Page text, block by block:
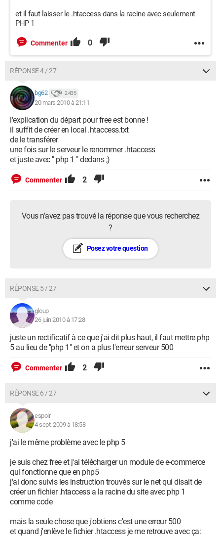
et il faut laisser le .htaccess dans la racine avec seulement
PHP 1
Commenter 0
RÉPONSE 4 / 27
bg62 2 435
20 mars 2010 à 21:11
l'explication du départ pour free est bonne !
il suffit de créer en local .htaccess.txt
de le transférer
une fois sur le serveur le renommer .htaccess
et juste avec " php 1 " dedans ;)
Commenter 2
Vous n’avez pas trouvé la réponse que vous recherchez
?
Posez votre question
RÉPONSE 5 / 27
gloup
26 juin 2010 à 17:28
juste un rectificatif à ce que j'ai dit plus haut, il faut mettre php
5 au lieu de "php 1" et on a plus l'erreur serveur 500
Commenter 2
RÉPONSE 6 / 27
espoir
4 sept. 2009 à 18:58
j'ai le même problème avec le php 5
je suis chez free et j'ai télécharger un module de e-commerce
qui fonctionne que en php5
j'ai donc suivis les instruction trouvés sur le net qui disait de
créer un fichier .htaccess a la racine du site avec php 1
comme code
mais la seule chose que j'obtiens c'est une erreur 500
et quand j'enlève le fichier .htaccess je me retrouve avec ça: